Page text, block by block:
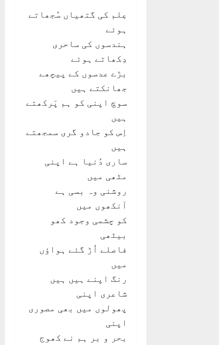
عِلم کی گتھیاں سُجھاتے
ہوئے
ہندسوں کی ساحری
دِکھاتے ہوئے
بڑے عدسوں کے پیچھے
جھانکتے ہیں
سوچ اپنی کو ہم پَرکھتے
ہیں
اِس کو جادو گری سمجھتے
ہیں
ساری دُنیا ہے اپنی
مٹھی میں
روشنی وہ بسی ہے
آنکھوں میں
کو چشمی وجود کھو
بیٹھی
فاصلے اُڑ گئے ہواؤں
میں
رنگ اپنے ہیں ہیں
شاعری اپنی
پھولوں میں بھی مصوری
اپنی
بحر و بر ہم نے کھوج